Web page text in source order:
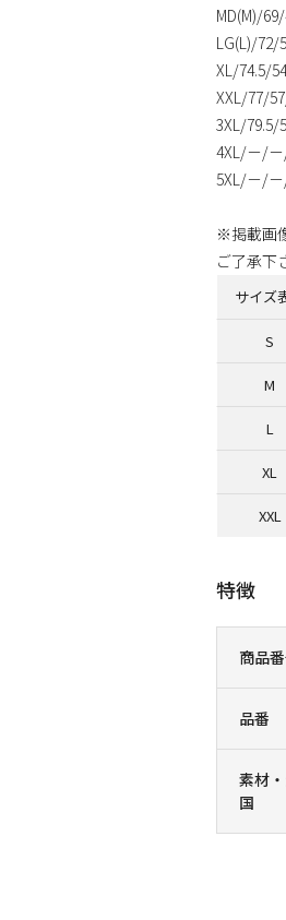
商品
品番
素材
国
MD(M)/
LG(L)/72/
XL/74.5/
XXL/77/
3XL/79.5/
4XL/－/
5XL/－/
※掲載画
ご了承下
特徴
サイズ
S
M
L
XL
XXL